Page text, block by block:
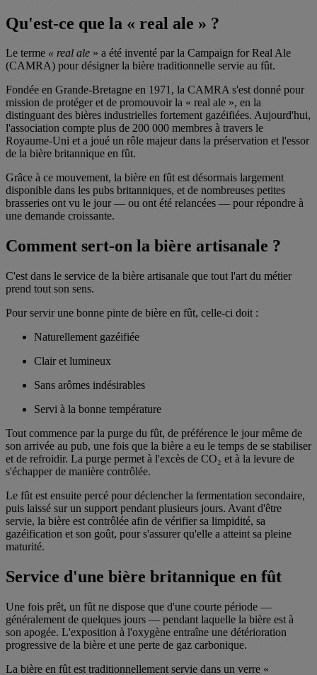
Qu'est-ce que la « real ale » ?
Le terme « real ale » a été inventé par la Campaign for Real Ale
(CAMRA) pour désigner la bière traditionnelle servie au fût.
Fondée en Grande-Bretagne en 1971, la CAMRA s'est donné pour
mission de protéger et de promouvoir la « real ale », en la
distinguant des bières industrielles fortement gazéifiées. Aujourd'hui,
l'association compte plus de 200 000 membres à travers le
Royaume-Uni et a joué un rôle majeur dans la préservation et l'essor
de la bière britannique en fût.
Grâce à ce mouvement, la bière en fût est désormais largement
disponible dans les pubs britanniques, et de nombreuses petites
brasseries ont vu le jour — ou ont été relancées — pour répondre à
une demande croissante.
Comment sert-on la bière artisanale ?
C'est dans le service de la bière artisanale que tout l'art du métier
prend tout son sens.
Pour servir une bonne pinte de bière en fût, celle-ci doit :
Naturellement gazéifiée
Clair et lumineux
Sans arômes indésirables
Servi à la bonne température
Tout commence par la purge du fût, de préférence le jour même de
son arrivée au pub, une fois que la bière a eu le temps de se stabiliser
et de refroidir. La purge permet à l'excès de CO₂ et à la levure de
s'échapper de manière contrôlée.
Le fût est ensuite percé pour déclencher la fermentation secondaire,
puis laissé sur un support pendant plusieurs jours. Avant d'être
servie, la bière est contrôlée afin de vérifier sa limpidité, sa
gazéification et son goût, pour s'assurer qu'elle a atteint sa pleine
maturité.
Service d'une bière britannique en fût
Une fois prêt, un fût ne dispose que d'une courte période —
généralement de quelques jours — pendant laquelle la bière est à
son apogée. L'exposition à l'oxygène entraîne une détérioration
progressive de la bière et une perte de gaz carbonique.
La bière en fût est traditionnellement servie dans un verre «